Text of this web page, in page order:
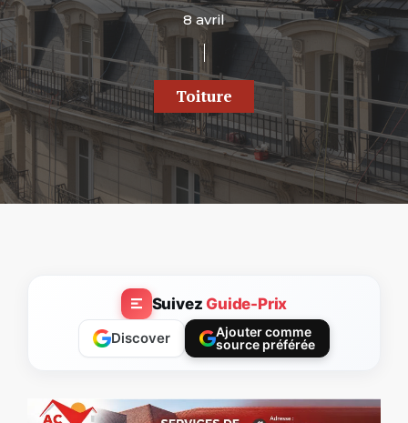
8 avril
Toiture
SuivezGuide-Prix
Discover
Ajouter comme
source préférée